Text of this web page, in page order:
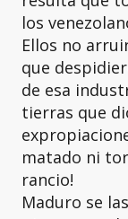
los
Ellos no
que
de esa
tierras que
matado ni
rancio!
Maduro se